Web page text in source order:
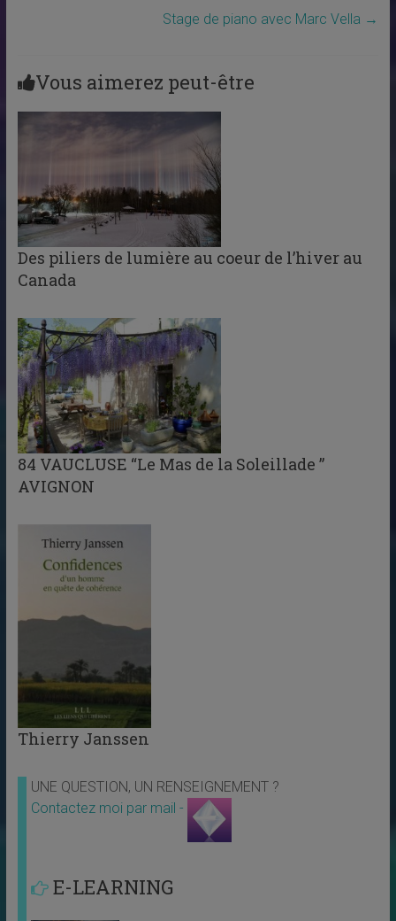
Stage de piano avec Marc Vella →
Vous aimerez peut-être
Des piliers de lumière au coeur de l’hiver au
Canada
84 VAUCLUSE “Le Mas de la Soleillade ”
AVIGNON
Thierry Janssen
UNE QUESTION, UN RENSEIGNEMENT ?
Contactez moi par mail -
E-LEARNING